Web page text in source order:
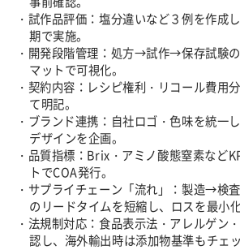
・試作品評価：塩分違いなど３例を作成
期で実施。
・開発段階管理：処方→試作→保存試験
マットで可視化。
・契約内容：レシピ権利・リコール費用
て明記。
・ブランド連携：自社ロゴ・色味を統一
デザインを企画。
・品質指標：Brix・アミノ酸態窒素など
トでCOA発行。
・サプライチェーン「流れ」：製造→
のリードタイムを短縮し、ロスを最小化
・法規制対応：食品表示法・アレルゲン
認し、海外輸出時は添加物基準もチェッ